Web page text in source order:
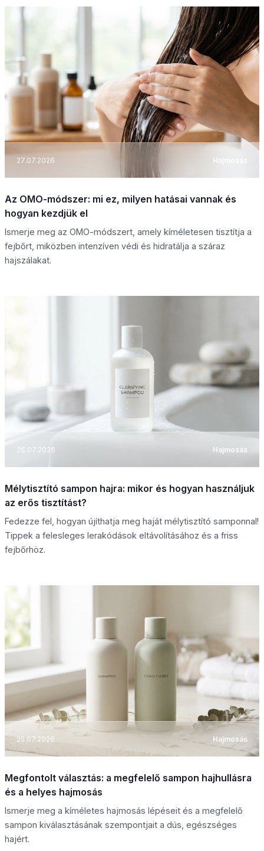
27.07.2026 Hajmosás
Az OMO-módszer: mi ez, milyen hatásai vannak és
hogyan kezdjük el
Ismerje meg az OMO-módszert, amely kíméletesen tisztítja a
fejbőrt, miközben intenzíven védi és hidratálja a száraz
hajszálakat.
26.07.2026 Hajmosás
Mélytisztító sampon hajra: mikor és hogyan használjuk
az erős tisztítást?
Fedezze fel, hogyan újíthatja meg haját mélytisztító samponnal!
Tippek a felesleges lerakódások eltávolításához és a friss
fejbőrhöz.
25.07.2026 Hajmosás
Megfontolt választás: a megfelelő sampon hajhullásra
és a helyes hajmosás
Ismerje meg a kíméletes hajmosás lépéseit és a megfelelő
sampon kiválasztásának szempontjait a dús, egészséges
hajért.